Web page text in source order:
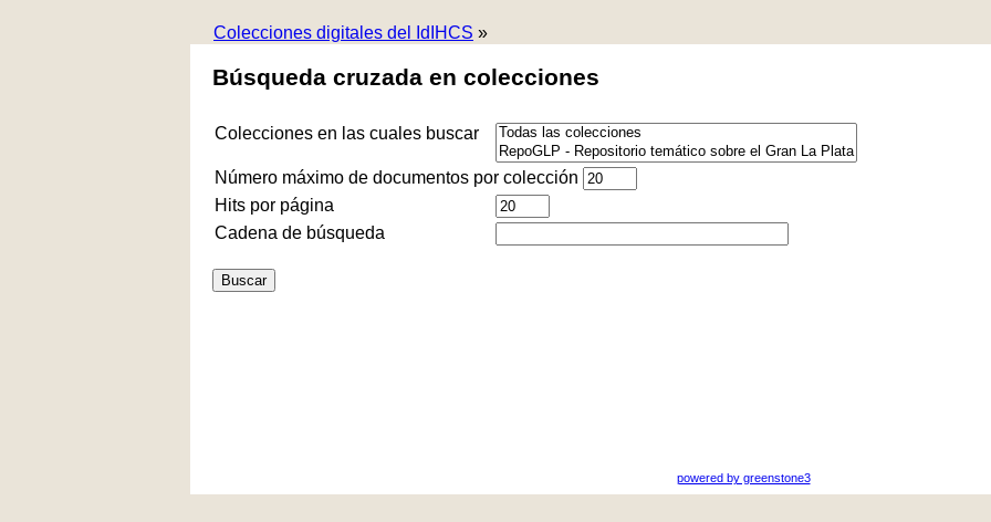
Colecciones digitales del IdIHCS »
Búsqueda cruzada en colecciones
Colecciones en las cuales buscar
Número máximo de documentos por colección
Hits por página
Cadena de búsqueda
powered by greenstone3